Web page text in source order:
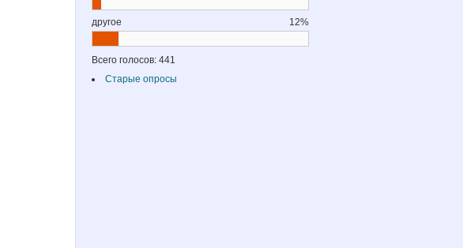
другое 12%
Всего голосов: 441
Старые опросы